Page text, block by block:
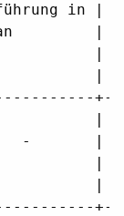
in |
|
|
|
|
-       |
|